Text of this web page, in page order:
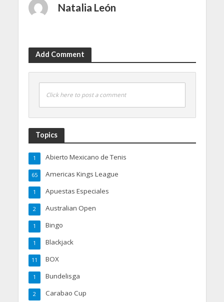
Natalia León
Add Comment
Click here to post a comment
Topics
Abierto Mexicano de Tenis
1
Americas Kings League
65
Apuestas Especiales
1
Australian Open
2
Bingo
1
Blackjack
1
BOX
11
Bundelisga
1
Carabao Cup
2